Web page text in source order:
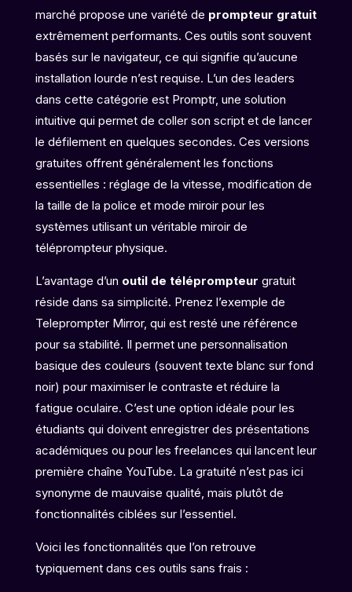
marché propose une variété de prompteur gratuit
extrêmement performants. Ces outils sont souvent
basés sur le navigateur, ce qui signifie qu’aucune
installation lourde n’est requise. L’un des leaders
dans cette catégorie est Promptr, une solution
intuitive qui permet de coller son script et de lancer
le défilement en quelques secondes. Ces versions
gratuites offrent généralement les fonctions
essentielles : réglage de la vitesse, modification de
la taille de la police et mode miroir pour les
systèmes utilisant un véritable miroir de
téléprompteur physique.
L’avantage d’un outil de téléprompteur gratuit
réside dans sa simplicité. Prenez l’exemple de
Teleprompter Mirror, qui est resté une référence
pour sa stabilité. Il permet une personnalisation
basique des couleurs (souvent texte blanc sur fond
noir) pour maximiser le contraste et réduire la
fatigue oculaire. C’est une option idéale pour les
étudiants qui doivent enregistrer des présentations
académiques ou pour les freelances qui lancent leur
première chaîne YouTube. La gratuité n’est pas ici
synonyme de mauvaise qualité, mais plutôt de
fonctionnalités ciblées sur l’essentiel.
Voici les fonctionnalités que l’on retrouve
typiquement dans ces outils sans frais :